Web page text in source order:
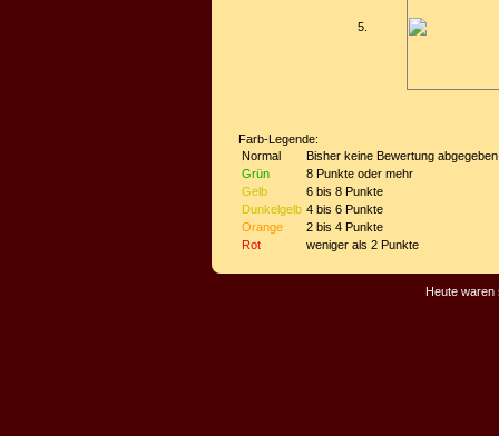
5.
Farb-Legende:
Normal
Bisher keine Bewertung abgegeben
Grün
8 Punkte oder mehr
Gelb
6 bis 8 Punkte
Dunkelgelb 4 bis 6 Punkte
Orange
2 bis 4 Punkte
Rot
weniger als 2 Punkte
Heute waren